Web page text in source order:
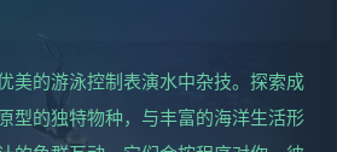
美的游泳控制表演水中杂技。探索成
型的独特物种，与丰富的海洋生活形